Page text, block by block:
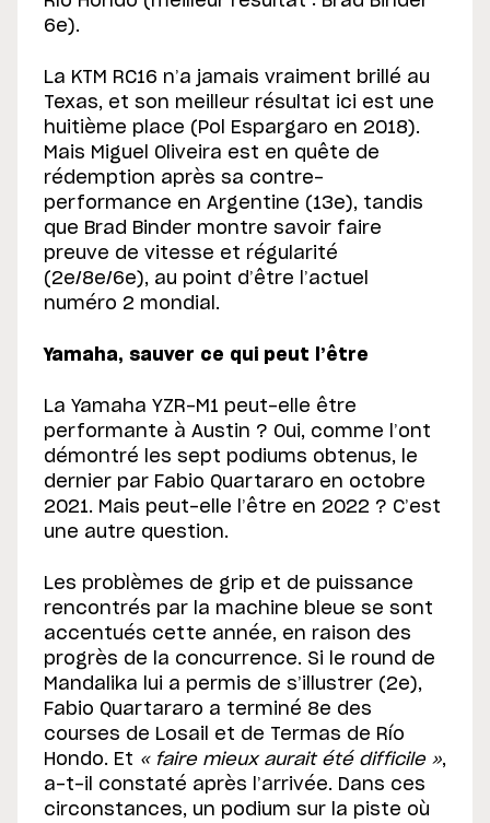
6e).
La KTM RC16 n’a jamais vraiment brillé au
Texas, et son meilleur résultat ici est une
huitième place (Pol Espargaro en 2018).
Mais Miguel Oliveira est en quête de
rédemption après sa contre-
performance en Argentine (13e), tandis
que Brad Binder montre savoir faire
preuve de vitesse et régularité
(2e/8e/6e), au point d’être l’actuel
numéro 2 mondial.
Yamaha, sauver ce qui peut l’être
La Yamaha YZR-M1 peut-elle être
performante à Austin ? Oui, comme l’ont
démontré les sept podiums obtenus, le
dernier par Fabio Quartararo en octobre
2021. Mais peut-elle l’être en 2022 ? C’est
une autre question.
Les problèmes de grip et de puissance
rencontrés par la machine bleue se sont
accentués cette année, en raison des
progrès de la concurrence. Si le round de
Mandalika lui a permis de s’illustrer (2e),
Fabio Quartararo a terminé 8e des
courses de Losail et de Termas de Río
Hondo. Et « faire mieux aurait été difficile »,
a-t-il constaté après l’arrivée. Dans ces
circonstances, un podium sur la piste où